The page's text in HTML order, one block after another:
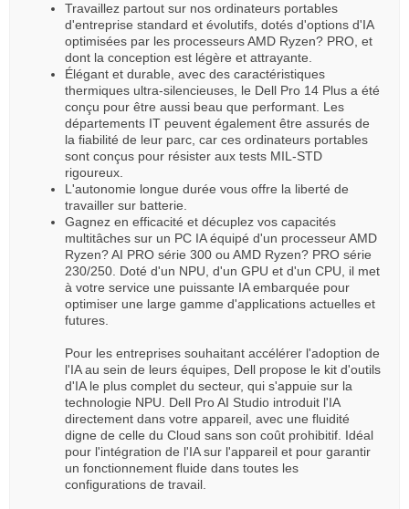
Travaillez partout sur nos ordinateurs portables
d'entreprise standard et évolutifs, dotés d'options d'IA
optimisées par les processeurs AMD Ryzen? PRO, et
dont la conception est légère et attrayante.
Élégant et durable, avec des caractéristiques
thermiques ultra-silencieuses, le Dell Pro 14 Plus a été
conçu pour être aussi beau que performant. Les
départements IT peuvent également être assurés de
la fiabilité de leur parc, car ces ordinateurs portables
sont conçus pour résister aux tests MIL-STD
rigoureux.
L'autonomie longue durée vous offre la liberté de
travailler sur batterie.
Gagnez en efficacité et décuplez vos capacités
multitâches sur un PC IA équipé d'un processeur AMD
Ryzen? AI PRO série 300 ou AMD Ryzen? PRO série
230/250. Doté d'un NPU, d'un GPU et d'un CPU, il met
à votre service une puissante IA embarquée pour
optimiser une large gamme d'applications actuelles et
futures.
Pour les entreprises souhaitant accélérer l'adoption de
l'IA au sein de leurs équipes, Dell propose le kit d'outils
d'IA le plus complet du secteur, qui s'appuie sur la
technologie NPU. Dell Pro AI Studio introduit l'IA
directement dans votre appareil, avec une fluidité
digne de celle du Cloud sans son coût prohibitif. Idéal
pour l'intégration de l'IA sur l'appareil et pour garantir
un fonctionnement fluide dans toutes les
configurations de travail.